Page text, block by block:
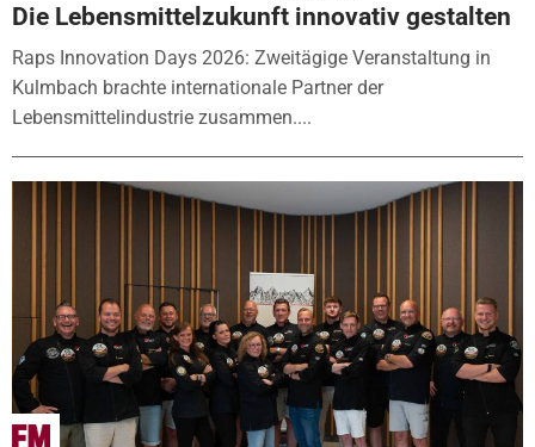
Die Lebensmittelzukunft innovativ gestalten
Raps Innovation Days 2026: Zweitägige Veranstaltung in
Kulmbach brachte internationale Partner der
Lebensmittelindustrie zusammen....